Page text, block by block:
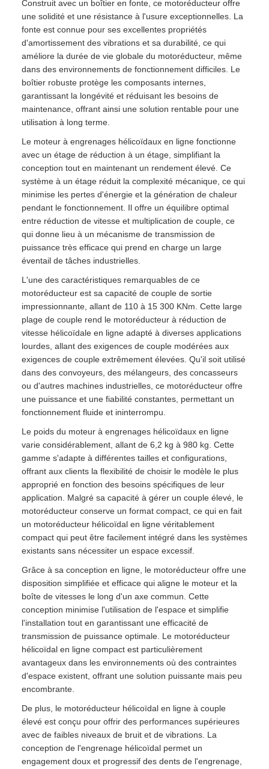
Construit avec un boîtier en fonte, ce motoréducteur offre
une solidité et une résistance à l'usure exceptionnelles. La
fonte est connue pour ses excellentes propriétés
d'amortissement des vibrations et sa durabilité, ce qui
améliore la durée de vie globale du motoréducteur, même
dans des environnements de fonctionnement difficiles. Le
boîtier robuste protège les composants internes,
garantissant la longévité et réduisant les besoins de
maintenance, offrant ainsi une solution rentable pour une
utilisation à long terme.
Le moteur à engrenages hélicoïdaux en ligne fonctionne
avec un étage de réduction à un étage, simplifiant la
conception tout en maintenant un rendement élevé. Ce
système à un étage réduit la complexité mécanique, ce qui
minimise les pertes d'énergie et la génération de chaleur
pendant le fonctionnement. Il offre un équilibre optimal
entre réduction de vitesse et multiplication de couple, ce
qui donne lieu à un mécanisme de transmission de
puissance très efficace qui prend en charge un large
éventail de tâches industrielles.
L'une des caractéristiques remarquables de ce
motoréducteur est sa capacité de couple de sortie
impressionnante, allant de 110 à 15 300 KNm. Cette large
plage de couple rend le motoréducteur à réduction de
vitesse hélicoïdale en ligne adapté à diverses applications
lourdes, allant des exigences de couple modérées aux
exigences de couple extrêmement élevées. Qu'il soit utilisé
dans des convoyeurs, des mélangeurs, des concasseurs
ou d'autres machines industrielles, ce motoréducteur offre
une puissance et une fiabilité constantes, permettant un
fonctionnement fluide et ininterrompu.
Le poids du moteur à engrenages hélicoïdaux en ligne
varie considérablement, allant de 6,2 kg à 980 kg. Cette
gamme s'adapte à différentes tailles et configurations,
offrant aux clients la flexibilité de choisir le modèle le plus
approprié en fonction des besoins spécifiques de leur
application. Malgré sa capacité à gérer un couple élevé, le
motoréducteur conserve un format compact, ce qui en fait
un motoréducteur hélicoïdal en ligne véritablement
compact qui peut être facilement intégré dans les systèmes
existants sans nécessiter un espace excessif.
Grâce à sa conception en ligne, le motoréducteur offre une
disposition simplifiée et efficace qui aligne le moteur et la
boîte de vitesses le long d'un axe commun. Cette
conception minimise l'utilisation de l'espace et simplifie
l'installation tout en garantissant une efficacité de
transmission de puissance optimale. Le motoréducteur
hélicoïdal en ligne compact est particulièrement
avantageux dans les environnements où des contraintes
d'espace existent, offrant une solution puissante mais peu
encombrante.
De plus, le motoréducteur hélicoïdal en ligne à couple
élevé est conçu pour offrir des performances supérieures
avec de faibles niveaux de bruit et de vibrations. La
conception de l'engrenage hélicoïdal permet un
engagement doux et progressif des dents de l'engrenage,